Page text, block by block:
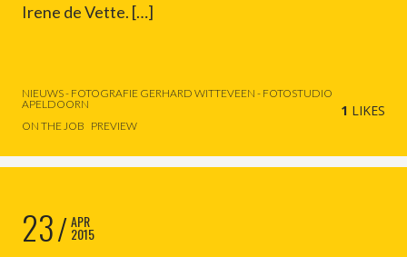
Irene de Vette. […]
NIEUWS - FOTOGRAFIE GERHARD WITTEVEEN - FOTOSTUDIO
APELDOORN
ON THE JOB PREVIEW
1 LIKES
23 APR
2015